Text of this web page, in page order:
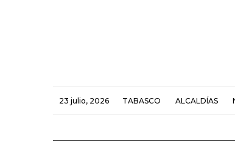
23 julio, 2026 TABASCO ALCALDÍAS